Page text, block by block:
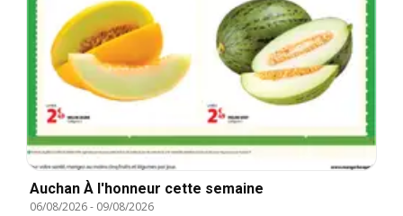
Auchan À l'honneur cette semaine
06/08/2026- 09/08/2026